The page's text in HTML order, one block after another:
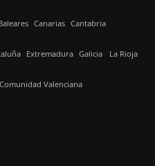
Canarias Cantabria
Extremadura Galicia La Rioja
Comunidad Valenciana